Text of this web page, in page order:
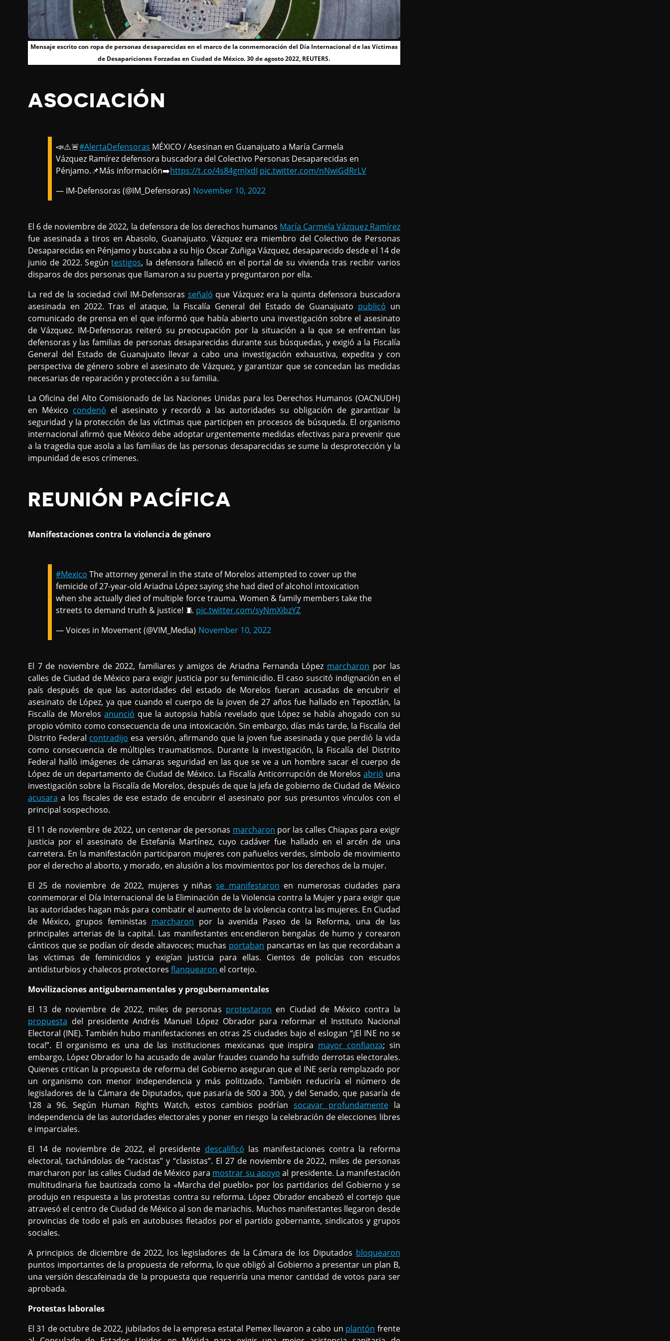
Mensaje escrito con ropa de personas desaparecidas en el marco de la conmemoración del Día Internacional de las Víctimas
de Desapariciones Forzadas en Ciudad de México. 30 de agosto 2022, REUTERS.
ASOCIACIÓN
📣⚠️🚨#AlertaDefensoras MÉXICO / Asesinan en Guanajuato a María Carmela
Vázquez Ramírez defensora buscadora del Colectivo Personas Desaparecidas en
Pénjamo.📌Más información➡️https://t.co/4s84gmJxdI pic.twitter.com/nNwiGdRrLV
— IM-Defensoras (@IM_Defensoras) November 10, 2022
El 6 de noviembre de 2022, la defensora de los derechos humanos María Carmela Vázquez Ramírez
fue asesinada a tiros en Abasolo, Guanajuato. Vázquez era miembro del Colectivo de Personas
Desaparecidas en Pénjamo y buscaba a su hijo Óscar Zuñiga Vázquez, desaparecido desde el 14 de
junio de 2022. Segúntestigos, la defensora falleció en el portal de su vivienda tras recibir varios
disparos de dos personas que llamaron a su puerta y preguntaron por ella.
La red de la sociedad civil IM-Defensoras señaló que Vázquez era la quinta defensora buscadora
asesinada en 2022. Tras el ataque, la Fiscalía General del Estado de Guanajuato publicó un
comunicado de prensa en el que informó que había abierto una investigación sobre el asesinato
de Vázquez. IM-Defensoras reiteró su preocupación por la situación a la que se enfrentan las
defensoras y las familias de personas desaparecidas durante sus búsquedas, y exigió a la Fiscalía
General del Estado de Guanajuato llevar a cabo una investigación exhaustiva, expedita y con
perspectiva de género sobre el asesinato de Vázquez, y garantizar que se concedan las medidas
necesarias de reparación y protección a su familia.
La Oficina del Alto Comisionado de las Naciones Unidas para los Derechos Humanos (OACNUDH)
en México condenó el asesinato y recordó a las autoridades su obligación de garantizar la
seguridad y la protección de las víctimas que participen en procesos de búsqueda. El organismo
internacional afirmó que México debe adoptar urgentemente medidas efectivas para prevenir que
a la tragedia que asola a las familias de las personas desaparecidas se sume la desprotección y la
impunidad de esos crímenes.
REUNIÓN PACÍFICA
Manifestaciones contra la violencia de género
#Mexico The attorney general in the state of Morelos attempted to cover up the
femicide of 27-year-old Ariadna López saying she had died of alcohol intoxication
when she actually died of multiple force trauma. Women & family members take the
streets to demand truth & justice! 🧵 pic.twitter.com/syNmXibzYZ
— Voices in Movement (@VIM_Media) November 10, 2022
El 7 de noviembre de 2022, familiares y amigos de Ariadna Fernanda López marcharon por las
calles de Ciudad de México para exigir justicia por su feminicidio. El caso suscitó indignación en el
país después de que las autoridades del estado de Morelos fueran acusadas de encubrir el
asesinato de López, ya que cuando el cuerpo de la joven de 27 años fue hallado en Tepoztlán, la
Fiscalía de Morelos anunció que la autopsia había revelado que López se había ahogado con su
propio vómito como consecuencia de una intoxicación. Sin embargo, días más tarde, la Fiscalía del
Distrito Federal contradijo esa versión, afirmando que la joven fue asesinada y que perdió la vida
como consecuencia de múltiples traumatismos. Durante la investigación, la Fiscalía del Distrito
Federal halló imágenes de cámaras seguridad en las que se ve a un hombre sacar el cuerpo de
López de un departamento de Ciudad de México. La Fiscalía Anticorrupción de Morelos abrió una
investigación sobre la Fiscalía de Morelos, después de que la jefa de gobierno de Ciudad de México
acusara a los fiscales de ese estado de encubrir el asesinato por sus presuntos vínculos con el
principal sospechoso.
El 11 de noviembre de 2022, un centenar de personas marcharon por las calles Chiapas para exigir
justicia por el asesinato de Estefanía Martínez, cuyo cadáver fue hallado en el arcén de una
carretera. En la manifestación participaron mujeres con pañuelos verdes, símbolo de movimiento
por el derecho al aborto, y morado, en alusión a los movimientos por los derechos de la mujer.
El 25 de noviembre de 2022, mujeres y niñasse manifestaron en numerosas ciudades para
conmemorar el Día Internacional de la Eliminación de la Violencia contra la Mujer y para exigir que
las autoridades hagan más para combatir el aumento de la violencia contra las mujeres. En Ciudad
de México, grupos feministas marcharon por la avenida Paseo de la Reforma, una de las
principales arterias de la capital. Las manifestantes encendieron bengalas de humo y corearon
cánticos que se podían oír desde altavoces; muchas portaban pancartas en las que recordaban a
las víctimas de feminicidios y exigían justicia para ellas. Cientos de policías con escudos
antidisturbios y chalecos protectores flanquearon el cortejo.
Movilizaciones antigubernamentales y progubernamentales
El 13 de noviembre de 2022, miles de personas protestaron en Ciudad de México contra la
propuesta del presidente Andrés Manuel López Obrador para reformar el Instituto Nacional
Electoral (INE). También hubo manifestaciones en otras 25 ciudades bajo el eslogan “¡El INE no se
toca!”. El organismo es una de las instituciones mexicanas que inspira mayor confianza; sin
embargo, López Obrador lo ha acusado de avalar fraudes cuando ha sufrido derrotas electorales.
Quienes critican la propuesta de reforma del Gobierno aseguran que el INE sería remplazado por
un organismo con menor independencia y más politizado. También reduciría el número de
legisladores de la Cámara de Diputados, que pasaría de 500 a 300, y del Senado, que pasaría de
128 a 96. Según Human Rights Watch, estos cambios podrían socavar profundamentela
independencia de las autoridades electorales y poner en riesgo la celebración de elecciones libres
e imparciales.
El 14 de noviembre de 2022, el presidente descalificó las manifestaciones contra la reforma
electoral, tachándolas de “racistas” y “clasistas”. El 27 de noviembre de 2022, miles de personas
marcharon por las calles Ciudad de México para mostrar su apoyo al presidente. La manifestación
multitudinaria fue bautizada como la «Marcha del pueblo» por los partidarios del Gobierno y se
produjo en respuesta a las protestas contra su reforma. López Obrador encabezó el cortejo que
atravesó el centro de Ciudad de México al son de mariachis. Muchos manifestantes llegaron desde
provincias de todo el país en autobuses fletados por el partido gobernante, sindicatos y grupos
sociales.
A principios de diciembre de 2022, los legisladores de la Cámara de los Diputados bloquearon
puntos importantes de la propuesta de reforma, lo que obligó al Gobierno a presentar un plan B,
una versión descafeinada de la propuesta que requeriría una menor cantidad de votos para ser
aprobada.
Protestas laborales
El 31 de octubre de 2022, jubilados de la empresa estatal Pemex llevaron a cabo un plantón frente